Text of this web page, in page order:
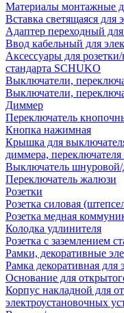
Материалы монтажные
Вставка светящаяся для
Адаптер переходный
Ввод кабельный для
Аксессуары для
стандарта SCHUKO
Выключатели,
Выключатели,
Диммер
Переключатель
Кнопка нажимная
Крышка для
диммера,
Выключатель
Переключатель жалюзи
Розетки
Розетка силовая
Розетка медная
Колодка удлинителя
Розетка с заземлением
Рамки, декоративные
Рамка декоративная для
Основание для
Корпус накладной для
электроустановочных